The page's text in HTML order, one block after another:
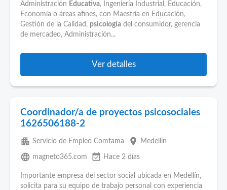
Administración Educativa, Ingeniería Industrial, Educación,
Economía o áreas afines, con Maestría en Educación,
Gestión de la Calidad, psicología del consumidor, gerencia
de mercadeo, Administración...
Ver detalles
Coordinador/a de proyectos psicosociales
1626506188-2
apartment Servicio de Empleo Comfama place Medellín
language magneto365.com event_available Hace 2 días
Importante empresa del sector social ubicada en Medellín,
solicita para su equipo de trabajo personal con experiencia